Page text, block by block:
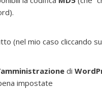
(nel mio caso cliccando su
di
impostate